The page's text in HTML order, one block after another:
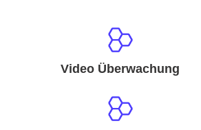
Video Überwachung